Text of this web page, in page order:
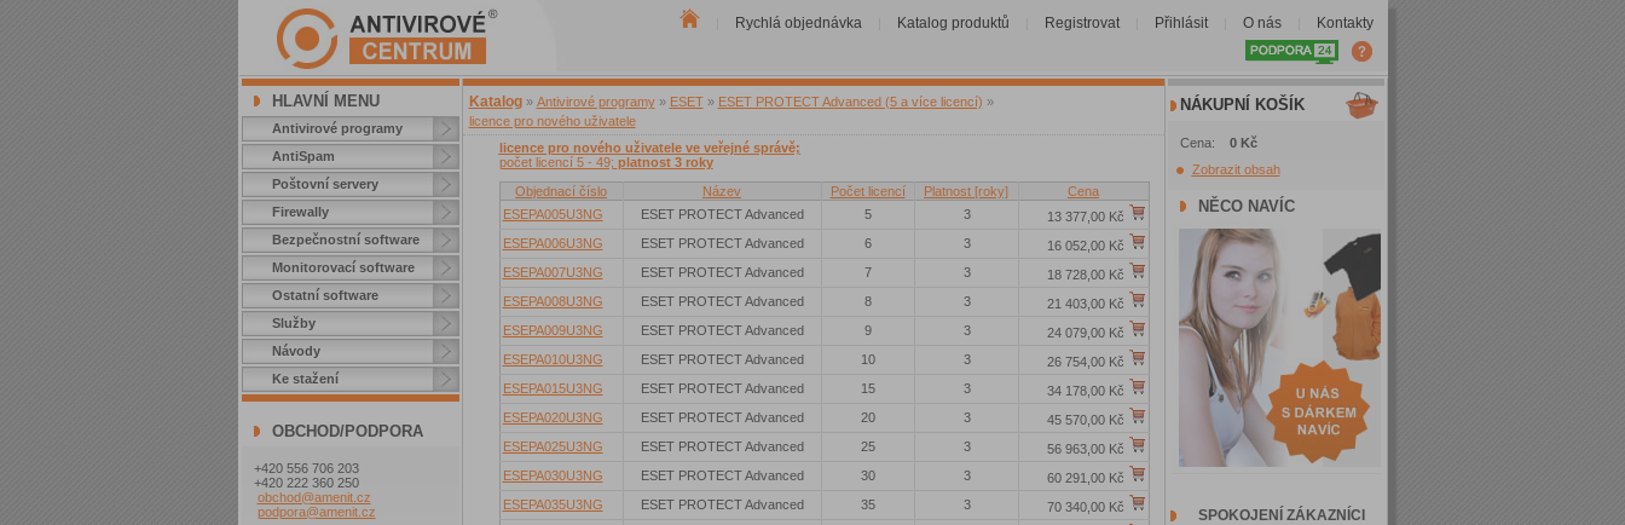
Rychlá objednávka Katalog produktů Registrovat Přihlásit O nás Kontakty
HLAVNÍ MENU
Antivirové programy
AntiSpam
Poštovní servery
Firewally
Bezpečnostní software
Monitorovací software
Ostatní software
Služby
Návody
Ke stažení
OBCHOD/PODPORA
+420 556 706 203
+420 222 360 250
obchod@amenit.cz
podpora@amenit.cz
Katalog » Antivirové programy » ESET » ESET PROTECT Advanced (5 a více licencí) »
licence pro nového uživatele
licence pro nového uživatele ve veřejné správě;
počet licencí 5 - 49; platnost 3 roky
Objednací číslo
Název Počet licencí Platnost [roky]
Cena
ESEPA005U3NG
ESET PROTECT Advanced 5 3
13 377,00 Kč
ESEPA006U3NG
ESET PROTECT Advanced 6 3
16 052,00 Kč
ESEPA007U3NG
ESET PROTECT Advanced 7 3
18 728,00 Kč
ESEPA008U3NG
ESET PROTECT Advanced 8 3
21 403,00 Kč
ESEPA009U3NG
ESET PROTECT Advanced 9 3
24 079,00 Kč
ESEPA010U3NG
ESET PROTECT Advanced 10 3
26 754,00 Kč
ESEPA015U3NG
ESET PROTECT Advanced 15 3
34 178,00 Kč
ESEPA020U3NG
ESET PROTECT Advanced 20 3
45 570,00 Kč
ESEPA025U3NG
ESET PROTECT Advanced 25 3
56 963,00 Kč
ESEPA030U3NG
ESET PROTECT Advanced 30 3
60 291,00 Kč
ESEPA035U3NG
ESET PROTECT Advanced 35 3
70 340,00 Kč
NÁKUPNÍ KOŠÍK
Cena: 0 Kč
Zobrazit obsah
NĚCO NAVÍC
SPOKOJENÍ ZÁKAZNÍCI